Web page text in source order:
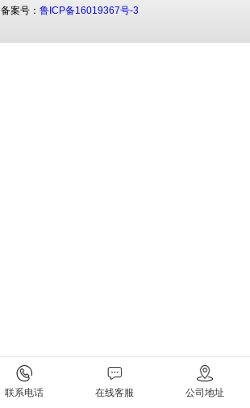
联系电话 在线客服 公司地址
备案号： 鲁ICP备16019367号-3